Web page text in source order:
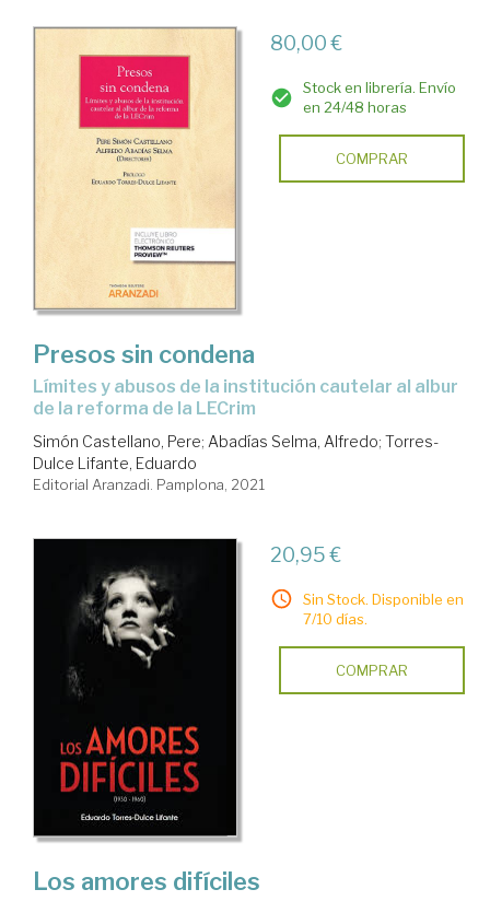
80,00 €
Stock en librería. Envío
en 24/48 horas
COMPRAR
Presos sin condena
límites y abusos de la institución cautelar al albur
de la reforma de la LECrim
Simón Castellano, Pere; Abadías Selma, Alfredo; Torres-
Dulce Lifante, Eduardo
Editorial Aranzadi. Pamplona, 2021
20,95 €
Sin Stock. Disponible en
7/10 días.
COMPRAR
Los amores difíciles